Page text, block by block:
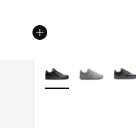
Plus de couleurs